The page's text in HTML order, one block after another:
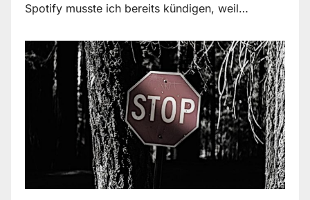
Spotify musste ich bereits kündigen, weil…